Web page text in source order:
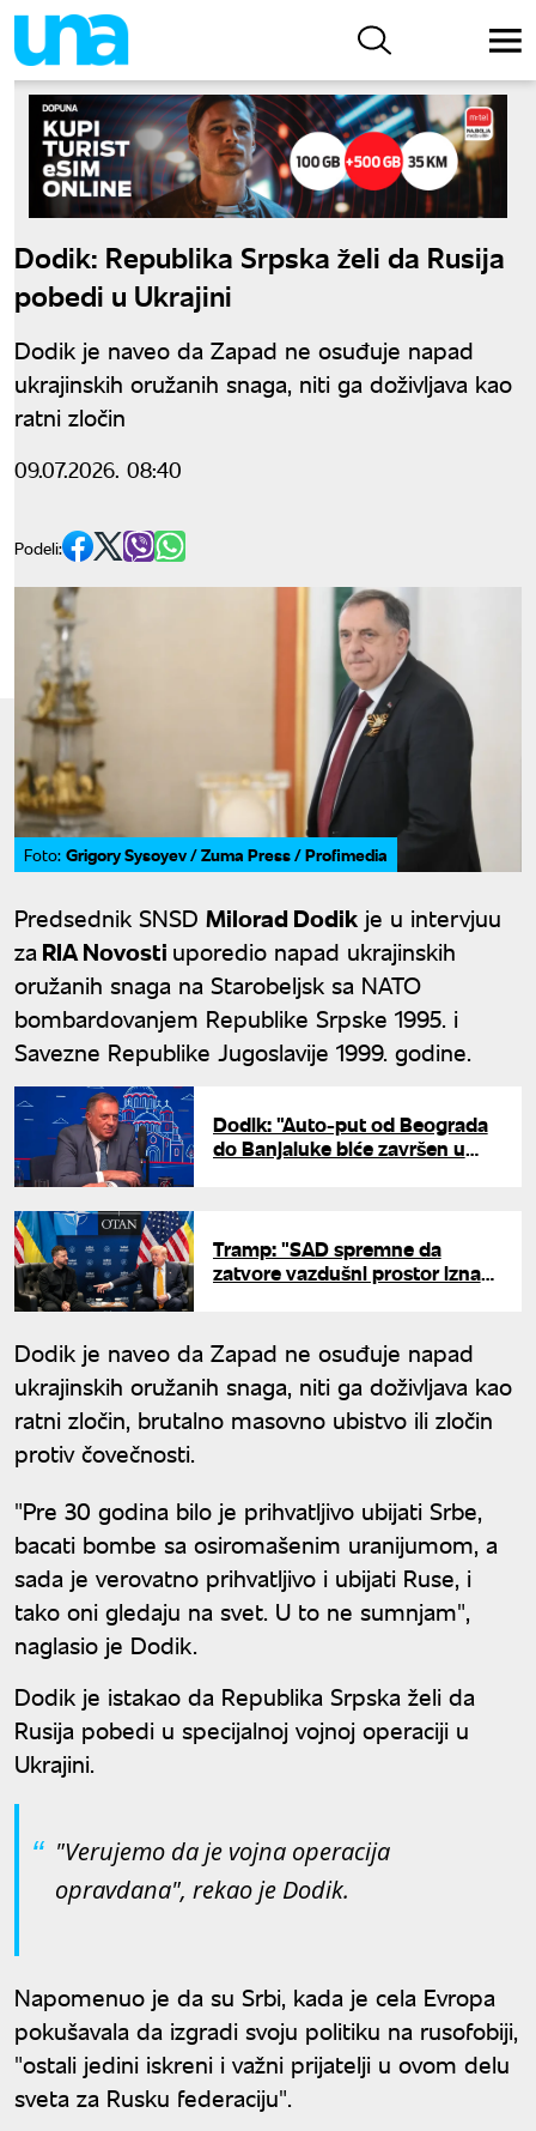
Dodik: Republika Srpska želi da Rusija
pobedi u Ukrajini
Dodik je naveo da Zapad ne osuđuje napad
ukrajinskih oružanih snaga, niti ga doživljava kao
ratni zločin
09.07.2026. 08:40
Podeli:
Foto: Grigory Sysoyev / Zuma Press / Profimedia
Predsednik SNSD Milorad Dodik je u intervjuu
za RIA Novosti uporedio napad ukrajinskih
oružanih snaga na Starobeljsk sa NATO
bombardovanjem Republike Srpske 1995. i
Savezne Republike Jugoslavije 1999. godine.
Dodik: "Auto-put od Beograda
do Banjaluke biće završen u
Tramp: "SAD spremne da
zatvore vazdušni prostor iznad
Dodik je naveo da Zapad ne osuđuje napad
ukrajinskih oružanih snaga, niti ga doživljava kao
ratni zločin, brutalno masovno ubistvo ili zločin
protiv čovečnosti.
"Pre 30 godina bilo je prihvatljivo ubijati Srbe,
bacati bombe sa osiromašenim uranijumom, a
sada je verovatno prihvatljivo i ubijati Ruse, i
tako oni gledaju na svet. U to ne sumnjam",
naglasio je Dodik.
Dodik je istakao da Republika Srpska želi da
Rusija pobedi u specijalnoj vojnoj operaciji u
Ukrajini.
"Verujemo da je vojna operacija
opravdana", rekao je Dodik.
Napomenuo je da su Srbi, kada je cela Evropa
pokušavala da izgradi svoju politiku na rusofobiji,
"ostali jedini iskreni i važni prijatelji u ovom delu
sveta za Rusku federaciju".